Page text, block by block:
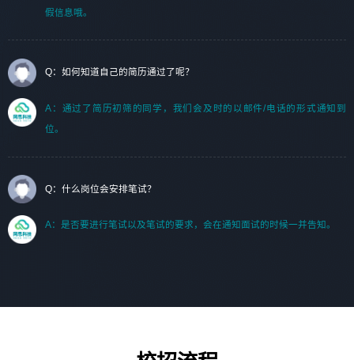
假信息哦。
Q：如何知道自己的简历通过了呢？
A：通过了简历初筛的同学，我们会及时的以邮件/电话的形式通知到
位。
Q：什么岗位会安排笔试？
A：是否要进行笔试以及笔试的要求，会在通知面试的时候一并告知。